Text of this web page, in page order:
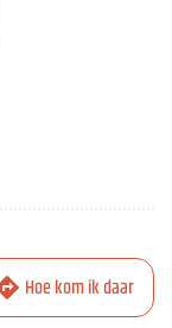
Hoe kom ik daar